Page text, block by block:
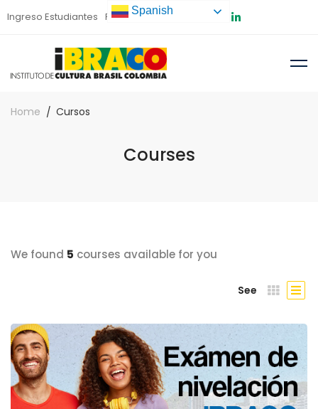
Ingreso Estudiantes Preinscripción
Home Cursos
Courses
We found 5 courses available for you
See
Spanish